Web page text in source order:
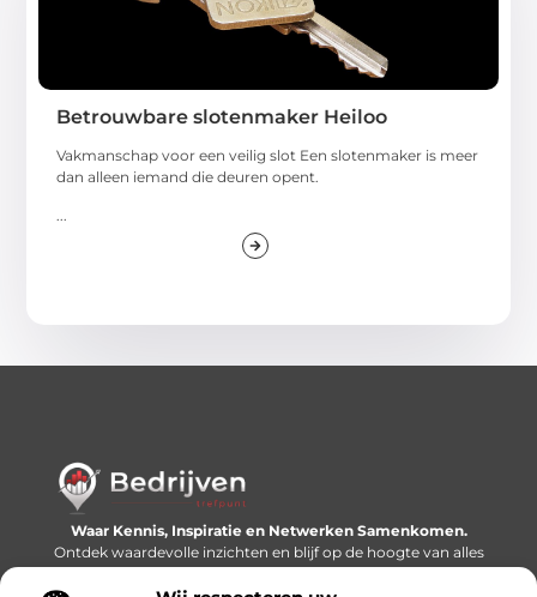
Betrouwbare slotenmaker Heiloo
Vakmanschap voor een veilig slot Een slotenmaker is meer
dan alleen iemand die deuren opent.
Waar Kennis, Inspiratie en Netwerken Samenkomen.
Ontdek waardevolle inzichten en blijf op de hoogte van alles
wat er speelt in de wereld.